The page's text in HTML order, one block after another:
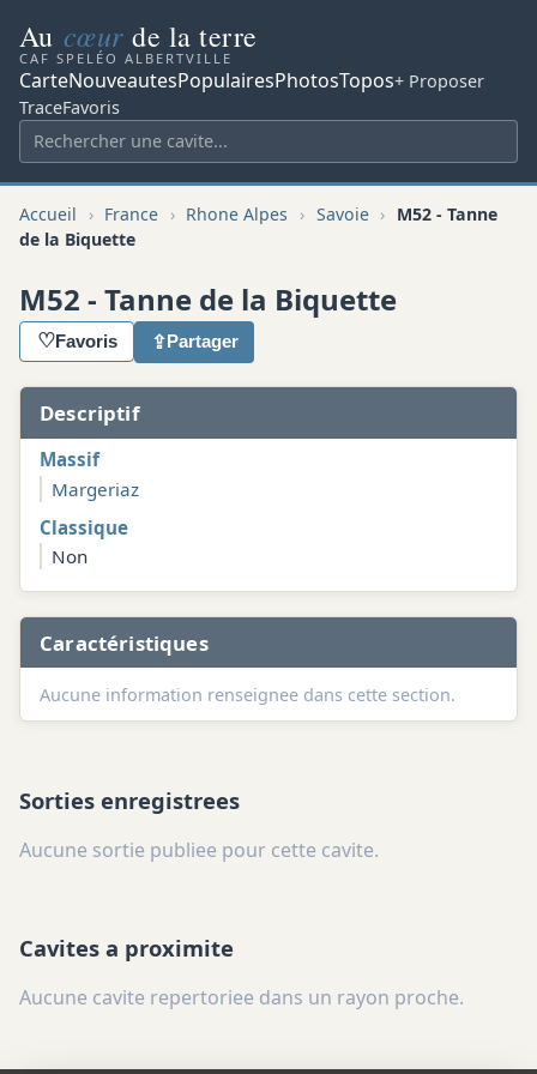
Au cœur de la terre
CAF SPELÉO ALBERTVILLE
CarteNouveautesPopulairesPhotosTopos+ Proposer
TraceFavoris
Accueil › France › Rhone Alpes › Savoie › M52 - Tanne
de la Biquette
M52 - Tanne de la Biquette
♡Favoris ⇪ Partager
Descriptif
Massif
Margeriaz
Classique
Non
Caractéristiques
Aucune information renseignee dans cette section.
Sorties enregistrees
Aucune sortie publiee pour cette cavite.
Cavites a proximite
Aucune cavite repertoriee dans un rayon proche.